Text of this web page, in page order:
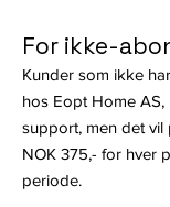
For ikke-
Kunder som ikke
hos Eopt Home
support, men det
NOK 375,- for hver
periode.